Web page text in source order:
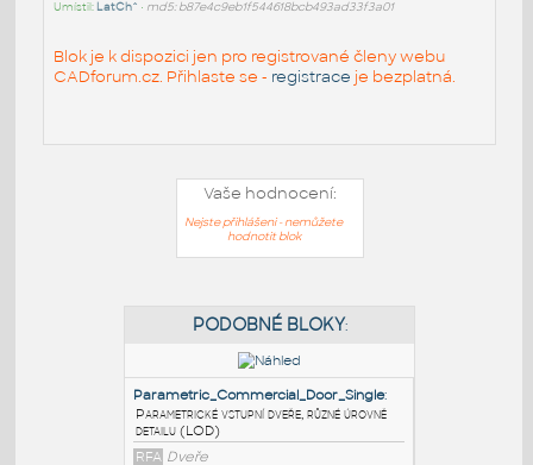
Umístil: LatCh^ • md5: b87e4c9eb1f544618bcb493ad33f3a01
Blok je k dispozici jen pro registrované členy webu
CADforum.cz. Přihlaste se - registrace je bezplatná.
Vaše hodnocení:
Nejste přihlášeni - nemůžete
hodnotit blok